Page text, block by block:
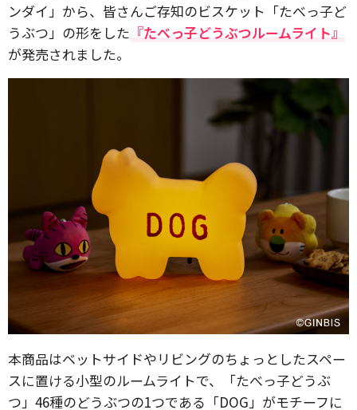
ンダイ」から、皆さんご存知のビスケット「たべっ子ど
うぶつ」の形をした 『たべっ子どうぶつルームライト』
が発売されました。
本商品はベットサイドやリビングのちょっとしたスペー
スに置ける小型のルームライトで、「たべっ子どうぶ
つ」46種のどうぶつの1つである「DOG」がモチーフに